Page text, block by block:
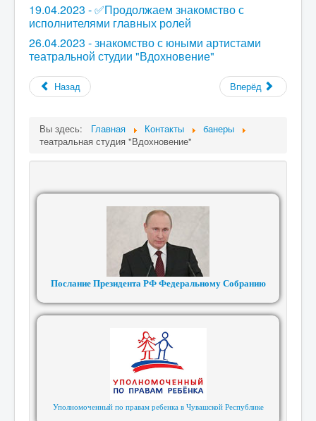
19.04.2023 - ✅Продолжаем знакомство с
исполнителями главных ролей
26.04.2023 - знакомство с юными артистами
театральной студии "Вдохновение"
Назад Вперёд
Вы здесь: Главная Контакты
банеры
театральная студия "Вдохновение"
Послание Президента РФ Федеральному Собранию
Уполномоченный по правам ребенка в Чувашской Республике